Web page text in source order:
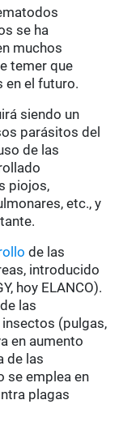
se ha
muchos
temer que
en el futuro.
siendo un
parásitos del
de las
piojos,
etc., y
de las
introducido
hoy ELANCO).
las
(pulgas,
en aumento
de las
se emplea en
plagas